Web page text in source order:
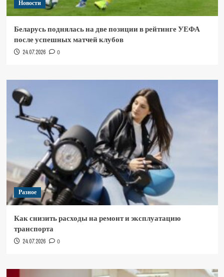
Новости
Беларусь поднялась на две позиции в рейтинге УЕФА
после успешных матчей клубов
24.07.2026 0
Разное
Как снизить расходы на ремонт и эксплуатацию
транспорта
24.07.2026 0